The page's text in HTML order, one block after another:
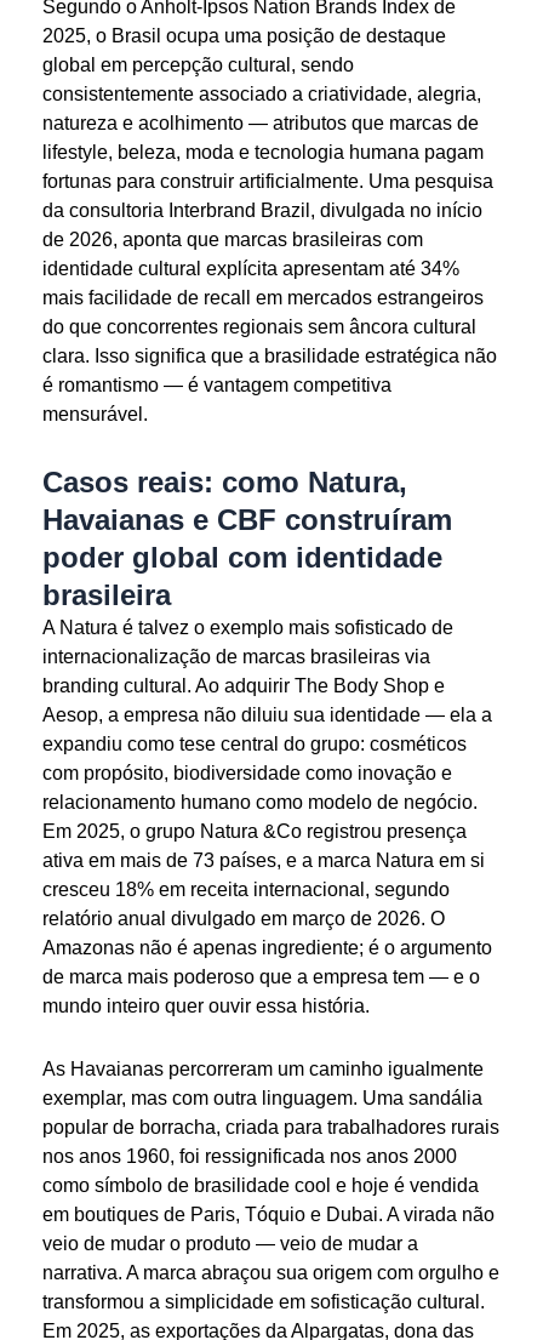
Segundo o Anholt-Ipsos Nation Brands Index de
2025, o Brasil ocupa uma posição de destaque
global em percepção cultural, sendo
consistentemente associado a criatividade, alegria,
natureza e acolhimento — atributos que marcas de
lifestyle, beleza, moda e tecnologia humana pagam
fortunas para construir artificialmente. Uma pesquisa
da consultoria Interbrand Brazil, divulgada no início
de 2026, aponta que marcas brasileiras com
identidade cultural explícita apresentam até 34%
mais facilidade de recall em mercados estrangeiros
do que concorrentes regionais sem âncora cultural
clara. Isso significa que a brasilidade estratégica não
é romantismo — é vantagem competitiva
mensurável.
Casos reais: como Natura,
Havaianas e CBF construíram
poder global com identidade
brasileira
A Natura é talvez o exemplo mais sofisticado de
internacionalização de marcas brasileiras via
branding cultural. Ao adquirir The Body Shop e
Aesop, a empresa não diluiu sua identidade — ela a
expandiu como tese central do grupo: cosméticos
com propósito, biodiversidade como inovação e
relacionamento humano como modelo de negócio.
Em 2025, o grupo Natura &Co registrou presença
ativa em mais de 73 países, e a marca Natura em si
cresceu 18% em receita internacional, segundo
relatório anual divulgado em março de 2026. O
Amazonas não é apenas ingrediente; é o argumento
de marca mais poderoso que a empresa tem — e o
mundo inteiro quer ouvir essa história.
As Havaianas percorreram um caminho igualmente
exemplar, mas com outra linguagem. Uma sandália
popular de borracha, criada para trabalhadores rurais
nos anos 1960, foi ressignificada nos anos 2000
como símbolo de brasilidade cool e hoje é vendida
em boutiques de Paris, Tóquio e Dubai. A virada não
veio de mudar o produto — veio de mudar a
narrativa. A marca abraçou sua origem com orgulho e
transformou a simplicidade em sofisticação cultural.
Em 2025, as exportações da Alpargatas, dona das